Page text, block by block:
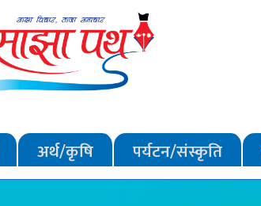
अर्थ/कृषि पर्यटन/संस्कृति